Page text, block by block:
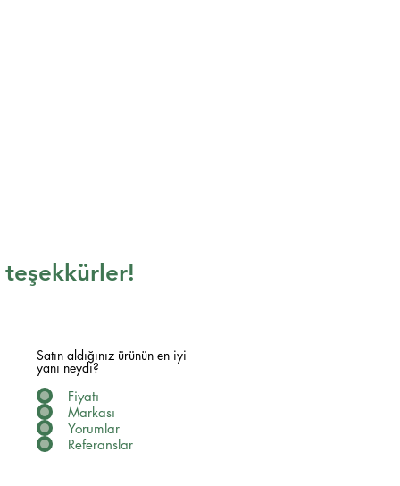
teşekkürler!
Satın aldığınız ürünün en iyi
yanı neydi?
Fiyatı
Markası
Yorumlar
Referanslar